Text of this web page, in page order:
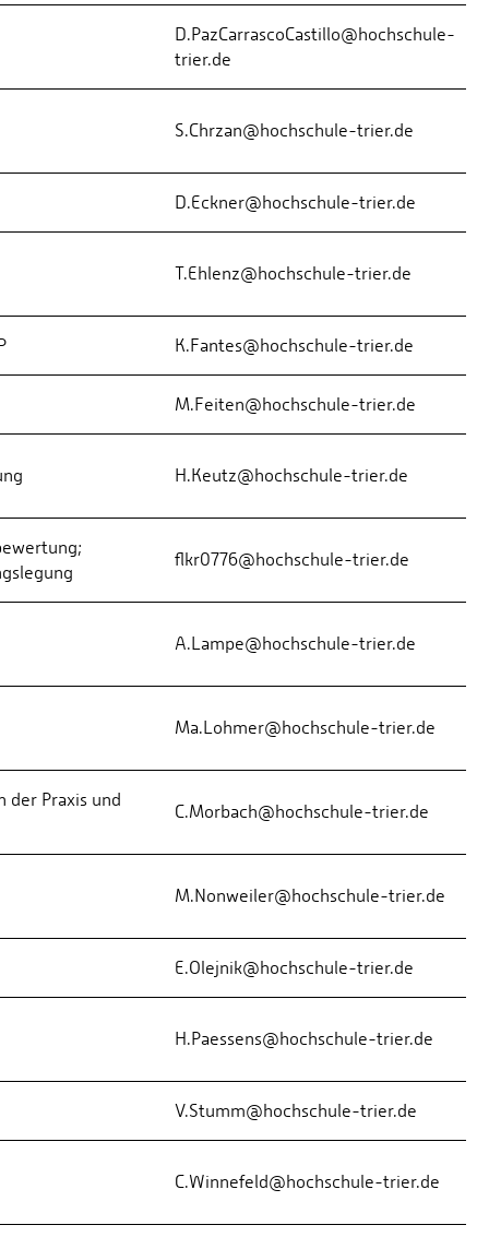
D.PazCarrascoCastillo@hochschule-
trier.de
S.Chrzan@hochschule-trier.de
D.Eckner@hochschule-trier.de
T.Ehlenz@hochschule-trier.de
K.Fantes@hochschule-trier.de
M.Feiten@hochschule-trier.de
H.Keutz@hochschule-trier.de
flkr0776@hochschule-trier.de
A.Lampe@hochschule-trier.de
Ma.Lohmer@hochschule-trier.de
der Praxis und
C.Morbach@hochschule-trier.de
M.Nonweiler@hochschule-trier.de
E.Olejnik@hochschule-trier.de
H.Paessens@hochschule-trier.de
V.Stumm@hochschule-trier.de
C.Winnefeld@hochschule-trier.de